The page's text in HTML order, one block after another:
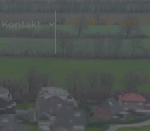
Kontakt +49 40 572 489 52